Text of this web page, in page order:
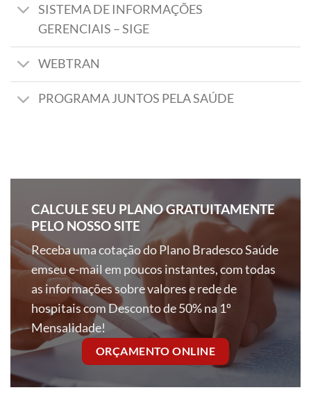
SISTEMA DE INFORMAÇÕES
GERENCIAIS – SIGE
WEBTRAN
PROGRAMA JUNTOS PELA SAÚDE
CALCULE SEU PLANO GRATUITAMENTE
PELO NOSSO SITE
Receba uma cotação do Plano Bradesco Saúde
emseu e-mail em poucos instantes, com todas
as informações sobre valores e rede de
hospitais com Desconto de 50% na 1º
Mensalidade!
ORÇAMENTO ONLINE